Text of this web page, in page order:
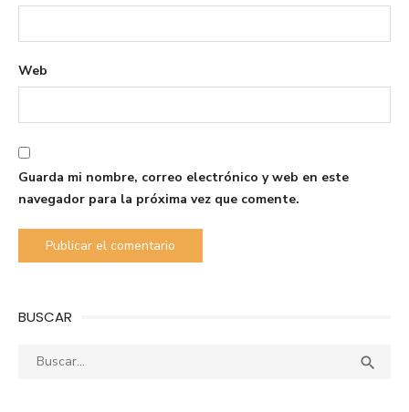
Web
Guarda mi nombre, correo electrónico y web en este
navegador para la próxima vez que comente.
BUSCAR
Buscar: 